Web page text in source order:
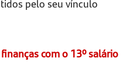
pelo seu vínculo
com o 13º salário